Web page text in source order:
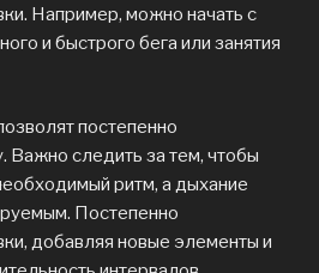
Например, можно начать с
и быстрого бега или занятия
постепенно
Важно следить за тем, чтобы
ритм, а дыхание
Постепенно
добавляя новые элементы и